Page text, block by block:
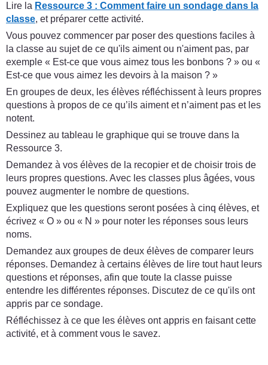
Lire la Ressource 3 : Comment faire un sondage dans la
classe, et préparer cette activité.
Vous pouvez commencer par poser des questions faciles à
la classe au sujet de ce qu'ils aiment ou n'aiment pas, par
exemple « Est-ce que vous aimez tous les bonbons ? » ou «
Est-ce que vous aimez les devoirs à la maison ? »
En groupes de deux, les élèves réfléchissent à leurs propres
questions à propos de ce qu’ils aiment et n’aiment pas et les
notent.
Dessinez au tableau le graphique qui se trouve dans la
Ressource 3.
Demandez à vos élèves de la recopier et de choisir trois de
leurs propres questions. Avec les classes plus âgées, vous
pouvez augmenter le nombre de questions.
Expliquez que les questions seront posées à cinq élèves, et
écrivez « O » ou « N » pour noter les réponses sous leurs
noms.
Demandez aux groupes de deux élèves de comparer leurs
réponses. Demandez à certains élèves de lire tout haut leurs
questions et réponses, afin que toute la classe puisse
entendre les différentes réponses. Discutez de ce qu'ils ont
appris par ce sondage.
Réfléchissez à ce que les élèves ont appris en faisant cette
activité, et à comment vous le savez.